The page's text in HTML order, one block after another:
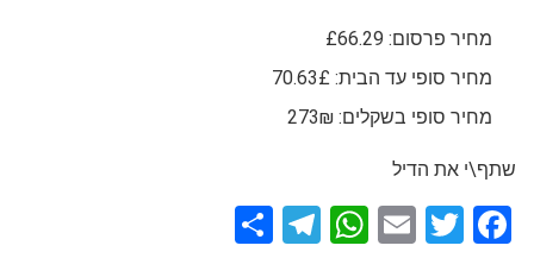
מחיר פרסום: £66.29
מחיר סופי עד הבית: 70.63£
מחיר סופי בשקלים: 273₪
שתף\י את הדיל
F
T
E
W
T